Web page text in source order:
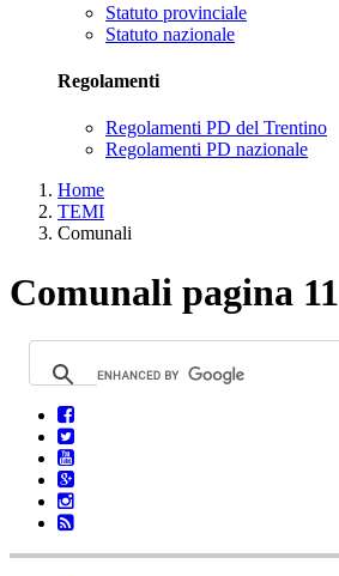
Statuto provinciale
Statuto nazionale
Regolamenti
Regolamenti PD del Trentino
Regolamenti PD nazionale
Home
TEMI
Comunali
Comunali pagina 11